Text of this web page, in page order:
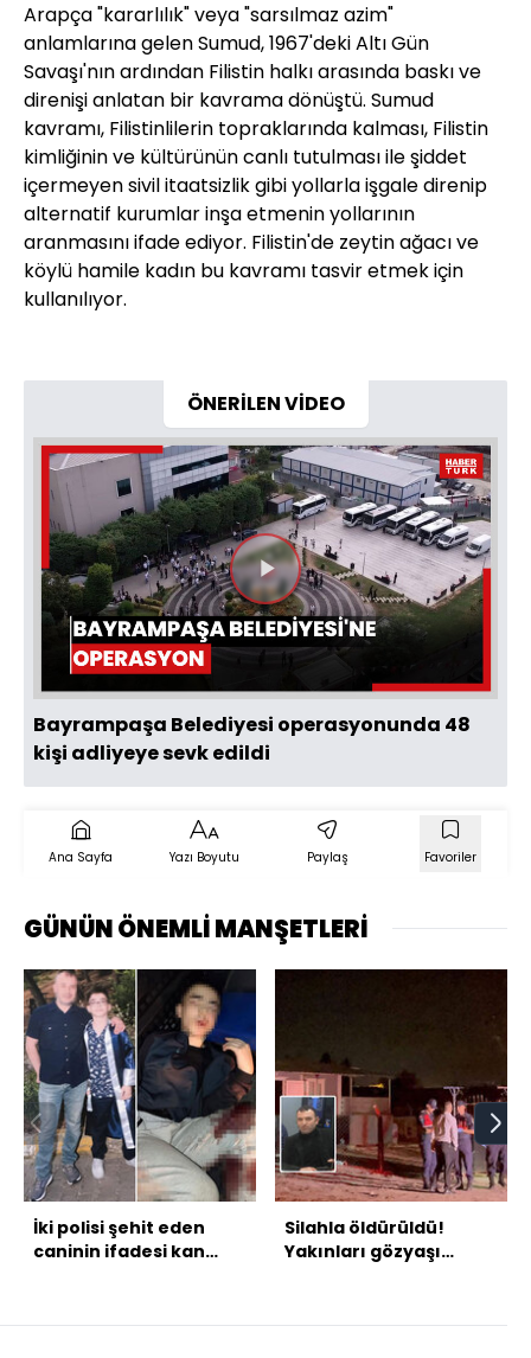
Arapça "kararlılık" veya "sarsılmaz azim"
anlamlarına gelen Sumud, 1967'deki Altı Gün
Savaşı'nın ardından Filistin halkı arasında baskı ve
direnişi anlatan bir kavrama dönüştü. Sumud
kavramı, Filistinlilerin topraklarında kalması, Filistin
kimliğinin ve kültürünün canlı tutulması ile şiddet
içermeyen sivil itaatsizlik gibi yollarla işgale direnip
alternatif kurumlar inşa etmenin yollarının
aranmasını ifade ediyor. Filistin'de zeytin ağacı ve
köylü hamile kadın bu kavramı tasvir etmek için
kullanılıyor.
ÖNERİLEN VİDEO
Videoyu
Oynat
Bayrampaşa Belediyesi operasyonunda 48
kişi adliyeye sevk edildi
Ana Sayfa Yazı Boyutu Paylaş Favoriler
GÜNÜN ÖNEMLİ MANŞETLERİ
İki polisi şehit eden
caninin ifadesi kan
Silahla öldürüldü!
Yakınları gözyaşı